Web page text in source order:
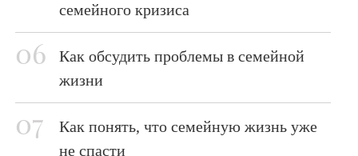
семейного кризиса
Как обсудить проблемы в семейной
жизни
Как понять, что семейную жизнь уже
не спасти